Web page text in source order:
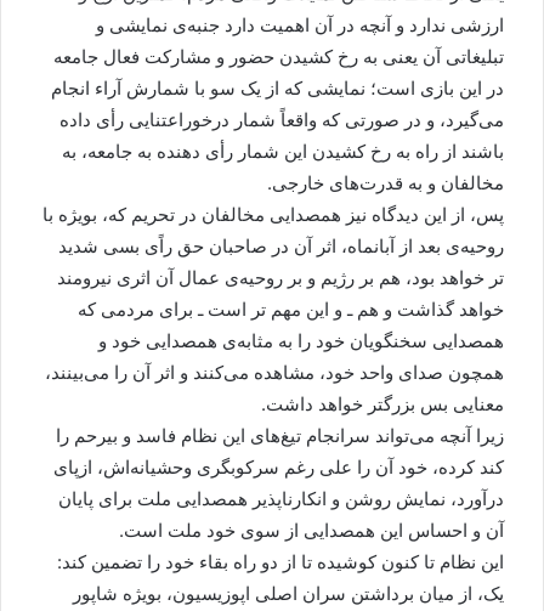
ارزشی ندارد و آنچه در آن اهمیت دارد جنبه‌ی نمایشی و
تبلیغاتی آن یعنی به رخ کشیدن حضور و مشارکت فعال جامعه
در این بازی است؛ نمایشی که از یک سو با شمارش آراء انجام
می‌گیرد، و در صورتی که واقعاً شمار درخوراعتنایی رأی داده
باشند از راه به رخ کشیدن این شمار رأی دهنده به جامعه، به
مخالفان و به قدرت‌های خارجی.
پس، از این دیدگاه نیز همصدایی مخالفان در تحریم که، بویژه با
روحیه‌ی بعد از آبانماه، اثر آن در صاحبان حق راًی بسی شدید
تر خواهد بود، هم بر رژیم و بر روحیه‌ی عمال آن اثری نیرومند
خواهد گذاشت و هم ـ و این مهم تر است ـ برای مردمی که
همصدایی سخنگویان خود را به مثابه‌ی همصدایی خود و
همچون صدای واحد خود، مشاهده می‌کنند و اثر آن را می‌بینند،
معنایی بس بزرگتر خواهد داشت.
زیرا آنچه می‌تواند سرانجام تیغ‌های این نظام فاسد و بیرحم را
کند کرده، خود آن را علی رغم سرکوبگری وحشیانه‌اش، ازپای
درآورد، نمایش روشن و انکارناپذیر همصدایی ملت برای پایان
آن و احساس این همصدایی از سوی خود ملت است.
این نظام تا کنون کوشیده تا از دو راه بقاء خود را تضمین کند:
یک، از میان برداشتن سران اصلی اپوزیسیون، بویژه شاپور